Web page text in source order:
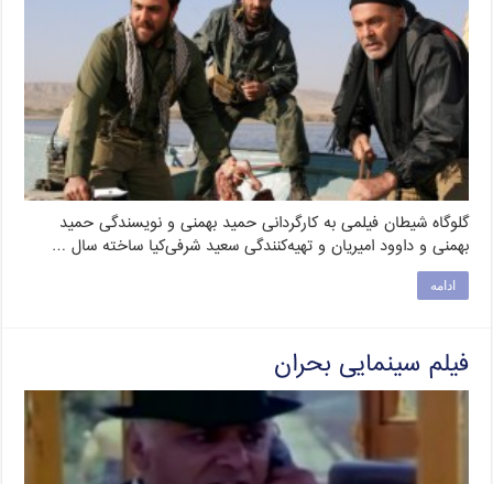
گلوگاه شیطان فیلمی به کارگردانی حمید بهمنی و نویسندگی حمید
بهمنی و داوود امیریان و تهیه‌کنندگی سعید شرفی‌کیا ساخته سال …
ادامه
فیلم سینمایی بحران